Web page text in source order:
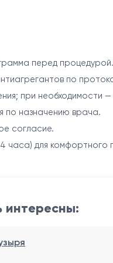
зоны
слой) — основная
над верхним
обеспечивает
почек
поражения
почек и
синдром.
почек
требующие
перед процедурой.
по
при необходимости
по назначению врача.
согласие.
часа) для комфортного
интересны: